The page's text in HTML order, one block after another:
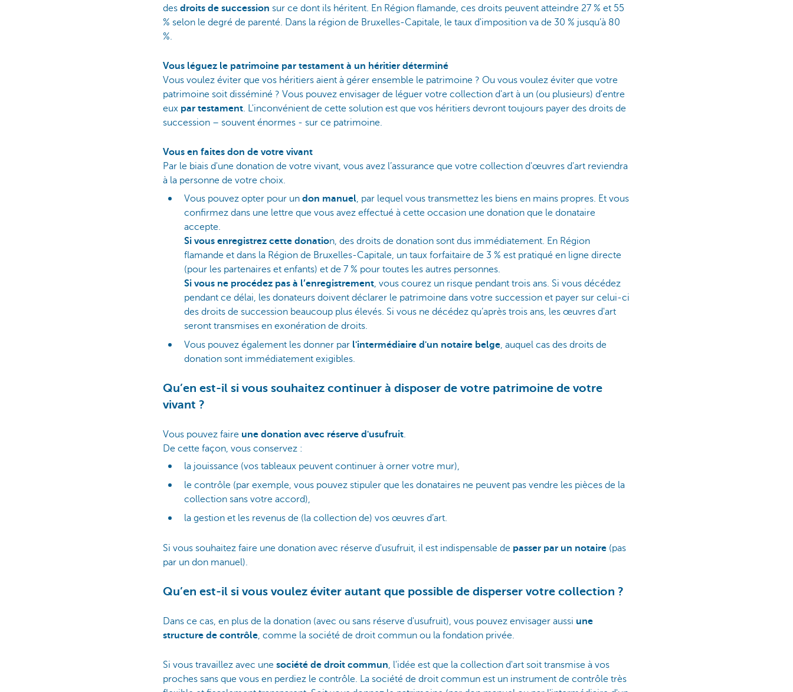
des droits de succession sur ce dont ils héritent. En Région flamande, ces droits peuvent atteindre 27 % et 55
% selon le degré de parenté. Dans la région de Bruxelles-Capitale, le taux d'imposition va de 30 % jusqu’à 80
%.
Vous léguez le patrimoine par testament à un héritier déterminé
Vous voulez éviter que vos héritiers aient à gérer ensemble le patrimoine ? Ou vous voulez éviter que votre
patrimoine soit disséminé ? Vous pouvez envisager de léguer votre collection d'art à un (ou plusieurs) d'entre
eux par testament. L'inconvénient de cette solution est que vos héritiers devront toujours payer des droits de
succession – souvent énormes - sur ce patrimoine.
Vous en faites don de votre vivant
Par le biais d'une donation de votre vivant, vous avez l’assurance que votre collection d'œuvres d'art reviendra
à la personne de votre choix.
Vous pouvez opter pour un don manuel, par lequel vous transmettez les biens en mains propres. Et vous
confirmez dans une lettre que vous avez effectué à cette occasion une donation que le donataire
accepte.
Si vous enregistrez cette donation, des droits de donation sont dus immédiatement. En Région
flamande et dans la Région de Bruxelles-Capitale, un taux forfaitaire de 3 % est pratiqué en ligne directe
(pour les partenaires et enfants) et de 7 % pour toutes les autres personnes.
Si vous ne procédez pas à l’enregistrement, vous courez un risque pendant trois ans. Si vous décédez
pendant ce délai, les donateurs doivent déclarer le patrimoine dans votre succession et payer sur celui-ci
des droits de succession beaucoup plus élevés. Si vous ne décédez qu’après trois ans, les œuvres d'art
seront transmises en exonération de droits.
Vous pouvez également les donner par l'intermédiaire d'un notaire belge, auquel cas des droits de
donation sont immédiatement exigibles.
Qu’en est-il si vous souhaitez continuer à disposer de votre patrimoine de votre
vivant ?
Vous pouvez faire une donation avec réserve d'usufruit.
De cette façon, vous conservez :
la jouissance (vos tableaux peuvent continuer à orner votre mur),
le contrôle (par exemple, vous pouvez stipuler que les donataires ne peuvent pas vendre les pièces de la
collection sans votre accord),
la gestion et les revenus de (la collection de) vos œuvres d’art.
Si vous souhaitez faire une donation avec réserve d'usufruit, il est indispensable de passer par un notaire (pas
par un don manuel).
Qu’en est-il si vous voulez éviter autant que possible de disperser votre collection ?
Dans ce cas, en plus de la donation (avec ou sans réserve d'usufruit), vous pouvez envisager aussi une
structure de contrôle , comme la société de droit commun ou la fondation privée.
Si vous travaillez avec une société de droit commun, l'idée est que la collection d'art soit transmise à vos
proches sans que vous en perdiez le contrôle. La société de droit commun est un instrument de contrôle très